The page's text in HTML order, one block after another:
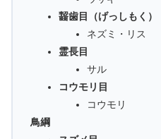
齧歯目（げっしもく）
ネズミ・リス
霊長目
サル
コウモリ目
コウモリ
鳥綱